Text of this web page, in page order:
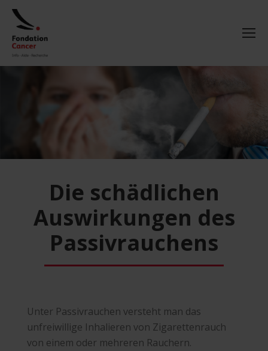
Die schädlichen
Auswirkungen des
Passivrauchens
Unter Passivrauchen versteht man das
unfreiwillige Inhalieren von Zigarettenrauch
von einem oder mehreren Rauchern.